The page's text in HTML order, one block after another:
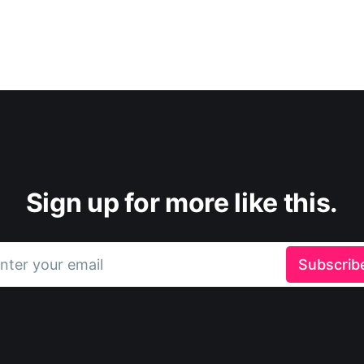
Sign up for more like this.
your email